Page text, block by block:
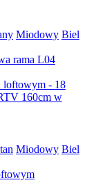
Miodowy Biel
rama L04
Miodowy Biel